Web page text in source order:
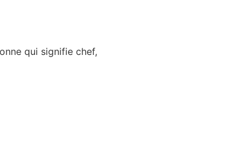
qui signifie chef,